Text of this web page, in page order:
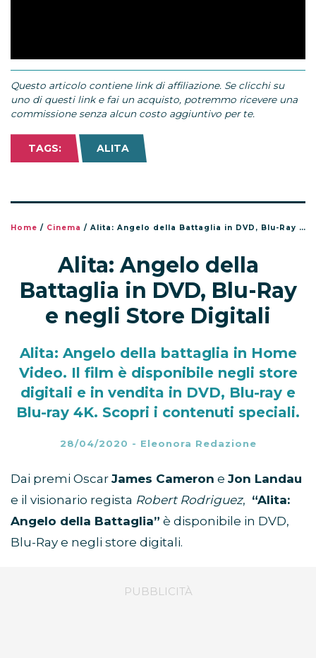
Questo articolo contiene link di affiliazione. Se clicchi su
uno di questi link e fai un acquisto, potremmo ricevere una
commissione senza alcun costo aggiuntivo per te.
TAGS: ALITA
Home / Cinema / Alita: Angelo della Battaglia in DVD, Blu-Ray e negli Store Digitali
Alita: Angelo della
Battaglia in DVD, Blu-Ray
e negli Store Digitali
Alita: Angelo della battaglia in Home
Video. Il film è disponibile negli store
digitali e in vendita in DVD, Blu-ray e
Blu-ray 4K. Scopri i contenuti speciali.
28/04/2020 - Eleonora Redazione
Dai premi Oscar James Cameron e Jon Landau
e il visionario regista Robert Rodriguez, “Alita:
Angelo della Battaglia” è disponibile in DVD,
Blu-Ray e negli store digitali.